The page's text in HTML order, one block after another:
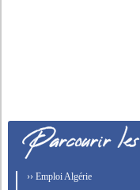
›› Emploi Algérie